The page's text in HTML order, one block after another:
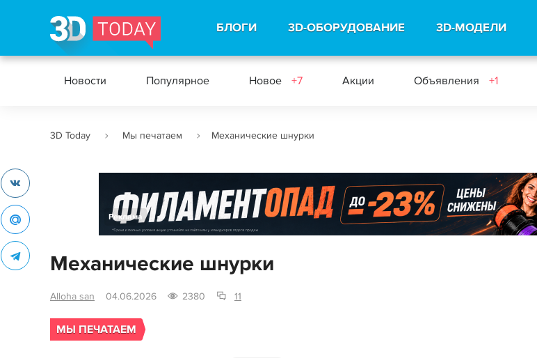
БЛОГИ 3D-ОБОРУДОВАНИЕ 3D-МОДЕЛИ
Новости Популярное Новое +7 Акции Объявления +1
3D Today Мы печатаем Механические шнурки
Реклама
Механические шнурки
Alloha san 04.06.2026 2380 11
МЫ ПЕЧАТАЕМ